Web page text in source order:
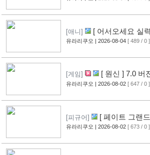
[애니]
[ 어서오세요 실
루레이 VOL.2 표지 공개
유라리쿠오 | 2026-08-04 [ 489 / 0 ]
[게임] [ 원신 ] 7.0 버
유라리쿠오 | 2026-08-02 [ 647 / 0 ]
[피규어]
[ 페이트 그랜
작 피규어 공개 [17]
유라리쿠오 | 2026-08-02 [ 673 / 0 ]